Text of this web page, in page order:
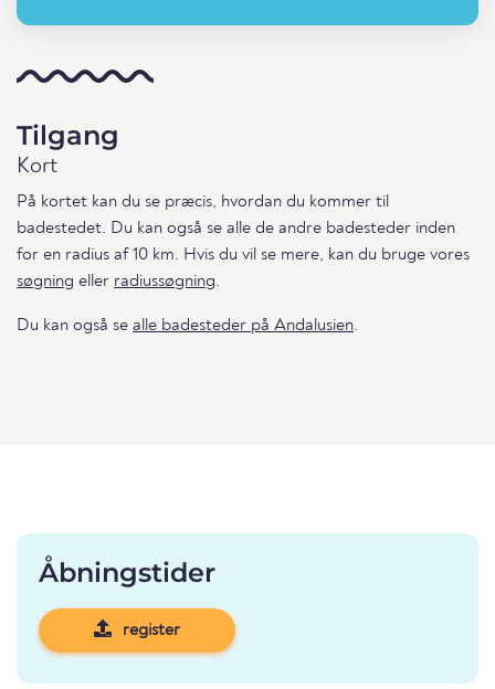
Tilgang
Kort
På kortet kan du se præcis, hvordan du kommer til
badestedet. Du kan også se alle de andre badesteder inden
for en radius af 10 km. Hvis du vil se mere, kan du bruge vores
søgning eller radiussøgning.
Du kan også se alle badesteder på Andalusien.
Åbningstider
register